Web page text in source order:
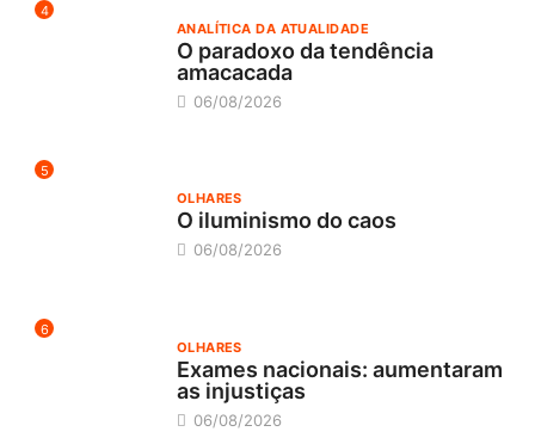
4
ANALÍTICA DA ATUALIDADE
O paradoxo da tendência
amacacada
06/08/2026
5
OLHARES
O iluminismo do caos
06/08/2026
6
OLHARES
Exames nacionais: aumentaram
as injustiças
06/08/2026